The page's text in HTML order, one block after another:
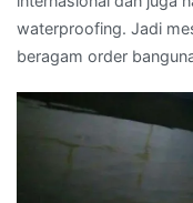
waterproofing. Jadi
beragam order